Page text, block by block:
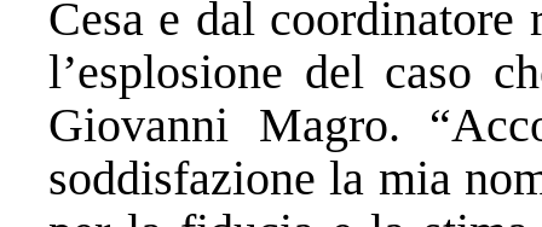
Cesa e dal coordinatore
l’esplosione del caso
Giovanni Magro.
soddisfazione la mia